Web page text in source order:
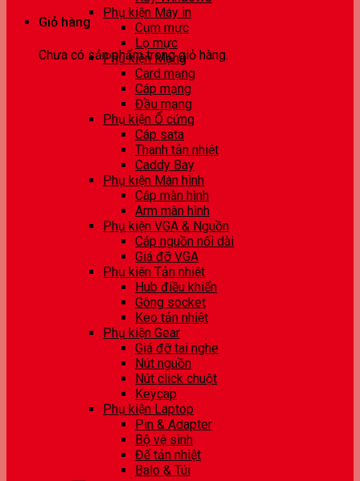
Giỏ hàng
Chưa có sản phẩm trong giỏ hàng.
Phụ kiện Máy in
Cụm mực
Lọ mực
Phụ kiện Mạng
Card mạng
Cáp mạng
Đầu mạng
Phụ kiện Ổ cứng
Cáp sata
Thanh tản nhiệt
Caddy Bay
Phụ kiện Màn hình
Cáp màn hình
Arm màn hình
Phụ kiện VGA & Nguồn
Cáp nguồn nối dài
Giá đỡ VGA
Phụ kiện Tản nhiệt
Hub điều khiển
Gông socket
Keo tản nhiệt
Phụ kiện Gear
Giá đỡ tai nghe
Nút nguồn
Nút click chuột
Keycap
Phụ kiện Laptop
Pin & Adapter
Bộ vệ sinh
Đế tản nhiệt
Balo & Túi